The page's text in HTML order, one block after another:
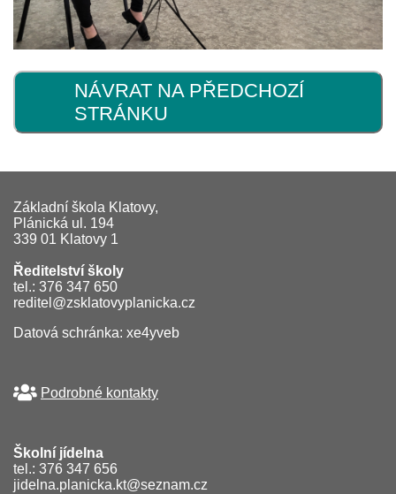
NÁVRAT NA PŘEDCHOZÍ
STRÁNKU
Základní škola Klatovy,
Plánická ul. 194
339 01 Klatovy 1
Ředitelství školy
tel.: 376 347 650
reditel@zsklatovyplanicka.cz
Datová schránka: xe4yveb
Podrobné kontakty
Školní jídelna
tel.: 376 347 656
jidelna.planicka.kt@seznam.cz